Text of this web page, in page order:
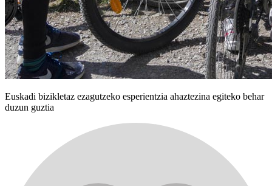
Euskadi bizikletaz ezagutzeko esperientzia ahaztezina egiteko behar
duzun guztia